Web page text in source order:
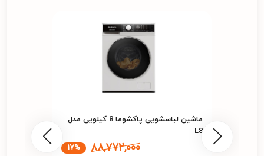
ماشین لباسشویی پاکشوما 8 کیلویی مدل
L8
88,772,000
17%